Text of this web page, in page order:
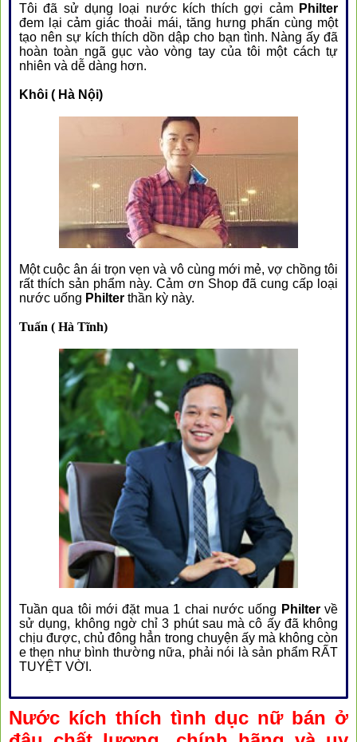
Tôi đã sử dụng loại nước kích thích gợi cảm Philter
đem lại cảm giác thoải mái, tăng hưng phấn cùng một
tạo nên sự kích thích dồn dập cho bạn tình. Nàng ấy đã
hoàn toàn ngã gục vào vòng tay của tôi một cách tự
nhiên và dễ dàng hơn.
Khôi ( Hà Nội)
Một cuộc ân ái trọn vẹn và vô cùng mới mẻ, vợ chồng tôi
rất thích sản phẩm này. Cảm ơn Shop đã cung cấp loại
nước uống Philter thần kỳ này.
Tuấn ( Hà Tĩnh)
Tuần qua tôi mới đặt mua 1 chai nước uống Philtervề
sử dụng, không ngờ chỉ 3 phút sau mà cô ấy đã không
chịu được, chủ đông hẳn trong chuyện ấy mà không còn
e thẹn như bình thường nữa, phải nói là sản phẩm RẤT
TUYỆT VỜI.
Nước kích thích tình dục nữ bán ở